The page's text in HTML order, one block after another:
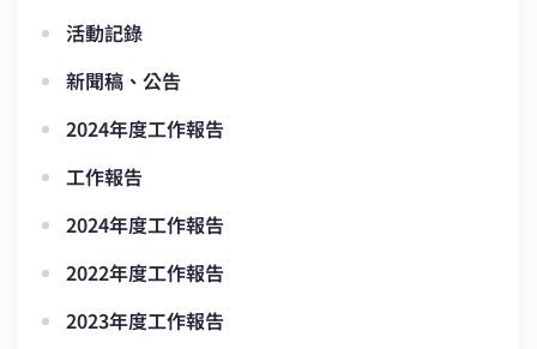
活動記錄
新聞稿、公告
2024年度工作報告
工作報告
2024年度工作報告
2022年度工作報告
2023年度工作報告